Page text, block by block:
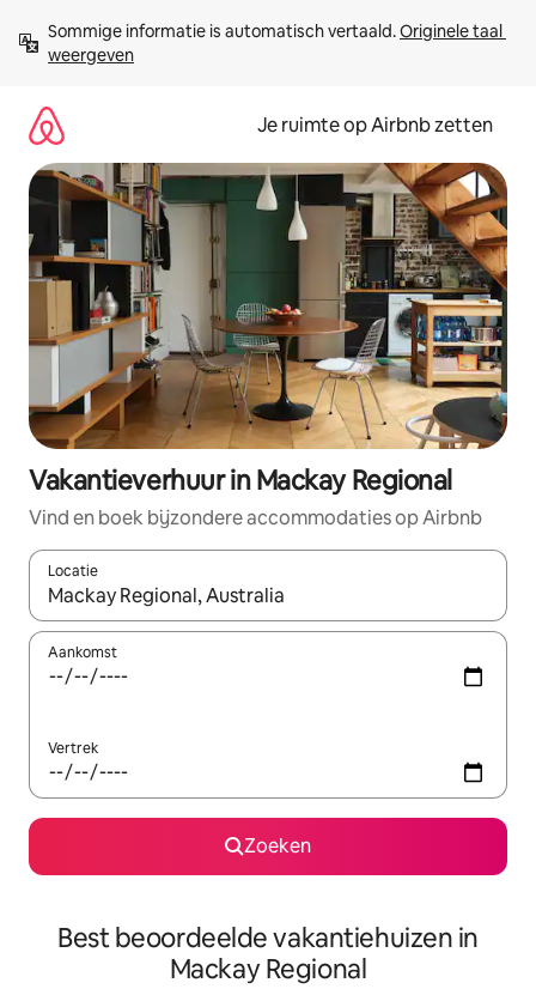
direct
naar
Sommige informatie is automatisch vertaald. Originele taal
weergeven
Je ruimte op Airbnb zetten
Vakantieverhuur in Mackay Regional
Vind en boek bijzondere accommodaties op Airbnb
Locatie
Wanneer er suggesties beschikbaar zijn, maak je een keuze
Aankomst
Vertrek
Zoeken
Best beoordeelde vakantiehuizen in
Mackay Regional